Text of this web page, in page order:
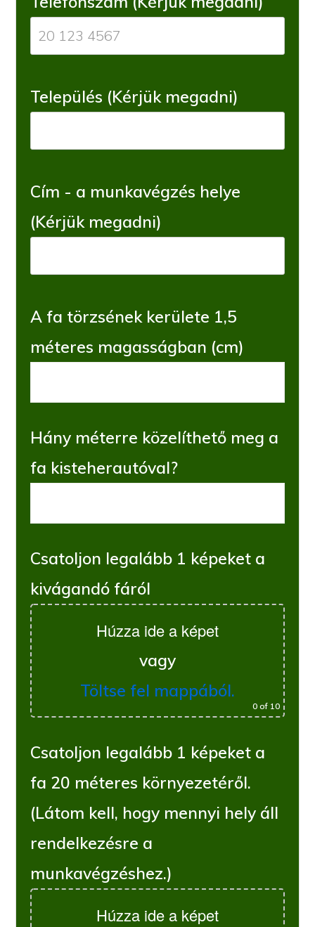
Település (Kérjük megadni)
Cím - a munkavégzés helye
(Kérjük megadni)
A fa törzsének kerülete 1,5
méteres magasságban (cm)
Hány méterre közelíthető meg a
fa kisteherautóval?
Csatoljon legalább 1 képeket a
kivágandó fáról
Húzza ide a képet
vagy
Töltse fel mappából.
0of 10
Csatoljon legalább 1 képeket a
fa 20 méteres környezetéről.
(Látom kell, hogy mennyi hely áll
rendelkezésre a
munkavégzéshez.)
Húzza ide a képet